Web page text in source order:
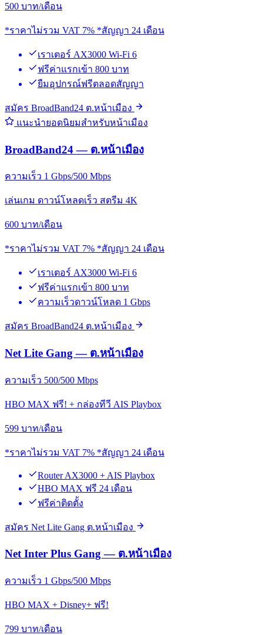
500 บาท/เดือน
*ราคาไม่รวม VAT 7% *สัญญา 24 เดือน
เราเตอร์ AX3000 Wi-Fi 6
ฟรีค่าแรกเข้า 800 บาท
ยืมอุปกรณ์ฟรีตลอดสัญญา
สมัคร BroadBand24 ต.หน้าเมือง
แนะนำยอดนิยมสำหรับหน้าเมือง
BroadBand24 — ต.หน้าเมือง
ความเร็ว 1 Gbps/500 Mbps
เล่นเกม ดาวน์โหลดเร็ว สตรีม 4K
600 บาท/เดือน
*ราคาไม่รวม VAT 7% *สัญญา 24 เดือน
เราเตอร์ AX3000 Wi-Fi 6
ฟรีค่าแรกเข้า 800 บาท
ความเร็วดาวน์โหลด 1 Gbps
สมัคร BroadBand24 ต.หน้าเมือง
Net Lite Gang — ต.หน้าเมือง
ความเร็ว 500/500 Mbps
HBO MAX ฟรี! + กล่องทีวี AIS Playbox
599 บาท/เดือน
*ราคาไม่รวม VAT 7% *สัญญา 24 เดือน
Router AX3000 + AIS Playbox
HBO MAX ฟรี 24 เดือน
ฟรีค่าติดตั้ง
สมัคร Net Lite Gang ต.หน้าเมือง
Net Inter Plus Gang — ต.หน้าเมือง
ความเร็ว 1 Gbps/500 Mbps
HBO MAX + Disney+ ฟรี!
799 บาท/เดือน